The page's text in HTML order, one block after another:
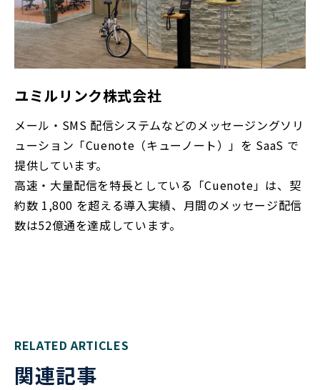
ユミルリンク株式会社
メール・SMS 配信システムなどのメッセージングソリ
ューション「Cuenote（キューノート）」を SaaS で
提供しています。
高速・大量配信を特長としている「Cuenote」は、契
約数 1,800 を超える導入実績、月間のメッセージ配信
数は52億通を達成しています。
RELATED ARTICLES
関連記事